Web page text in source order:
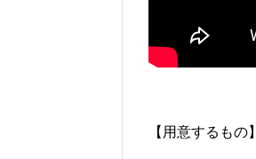
【用意するもの】